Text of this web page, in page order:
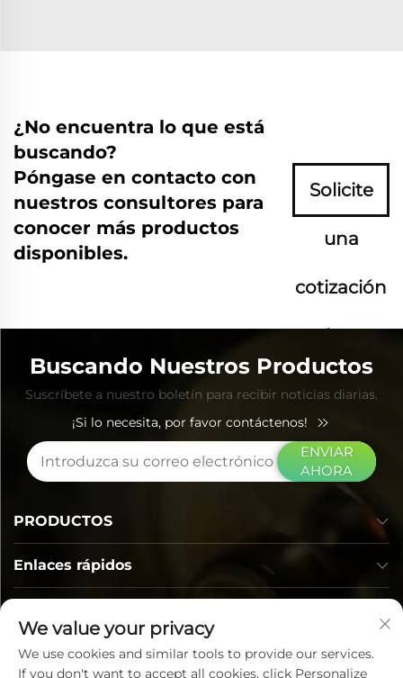
¿No encuentra lo que está
buscando?
Póngase en contacto con
nuestros consultores para
conocer más productos
disponibles.
Solicite
una
cotización
ahora
Buscando Nuestros Productos
Suscríbete a nuestro boletín para recibir noticias diarias.
¡Si lo necesita, por favor contáctenos!
ENVIAR
AHORA
Enlaces rápidos
PRODUCTOS
We value your privacy
We use cookies and similar tools to provide our services.
If you don't want to accept all cookies, click Personalize